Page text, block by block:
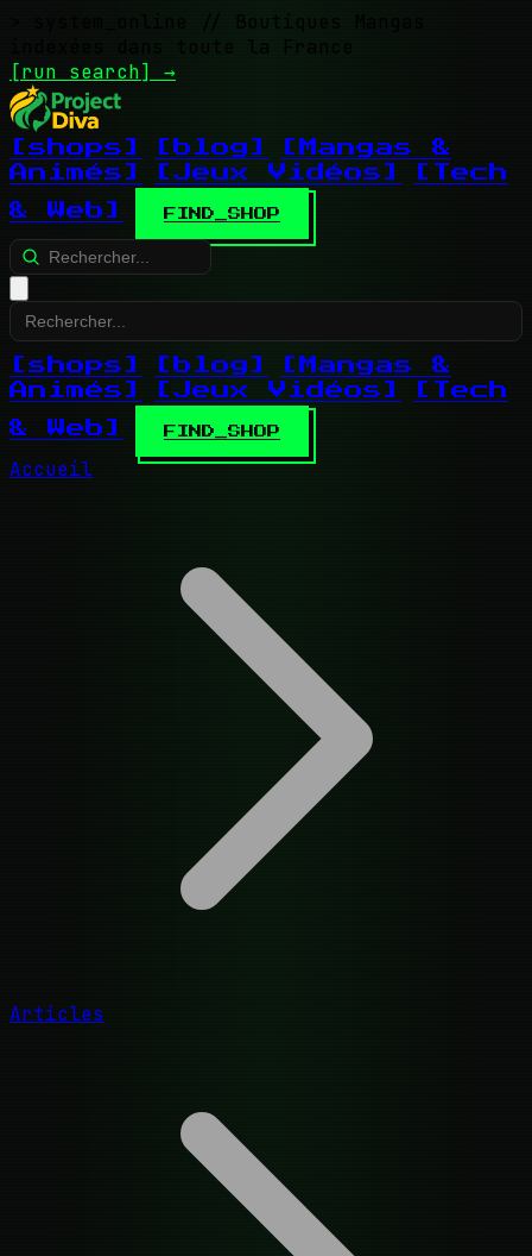
// Boutiques Mangas
indexées dans toute la France
[run search] →
[shops] [blog]
[Mangas &
Animés]
[Jeux Vidéos]
[Tech
& Web]
FIND_SHOP
[shops] [blog]
[Mangas &
Animés]
[Jeux Vidéos]
[Tech
& Web]
FIND_SHOP
Accueil
Articles